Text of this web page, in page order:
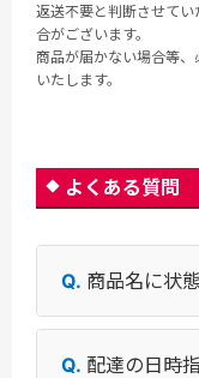
返送不要と判断させて
合がございます。
商品が届かない場合等
いたします。
よくある質問
商品名に状
配達の日時